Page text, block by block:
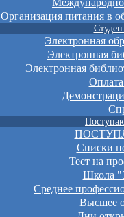
Организация питания в
Электронная
Электронная
Электронная
Списки
Тест на
Школа
Среднее
Высшее